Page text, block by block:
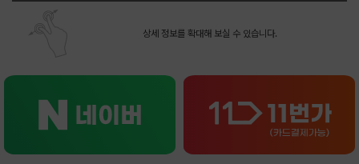
상세 정보를 확대해 보실 수 있습니다.